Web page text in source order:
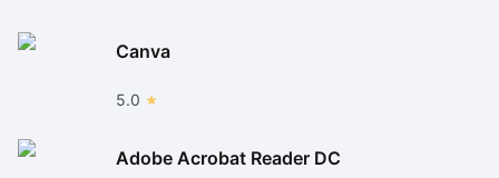
Canva
5.0
Adobe Acrobat Reader DC